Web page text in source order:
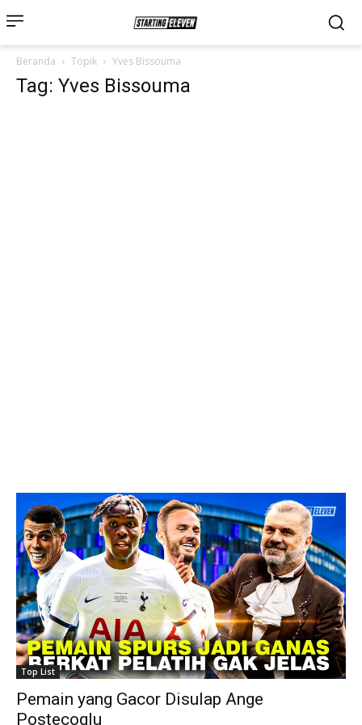
Beranda Topik Yves Bissouma
Tag: Yves Bissouma
Top List
Pemain yang Gacor Disulap Ange
Postecoglu